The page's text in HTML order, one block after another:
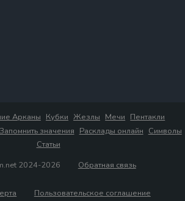
Арканы Кубки Жезлы Мечи Пентакли
Запомнить значения Расклады онлайн Символы
Статьи
2024-2026
Обратная связь
Пользовательское соглашение